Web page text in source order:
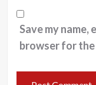
Save my name,
browser for the